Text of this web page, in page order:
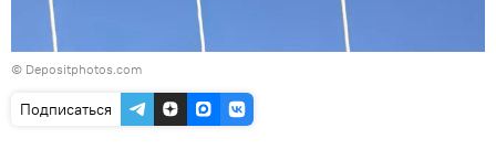
© Depositphotos.com
Подписаться